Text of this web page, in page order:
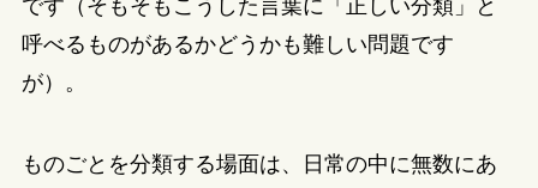
です（そもそもこうした言葉に「正しい分類」と
呼べるものがあるかどうかも難しい問題です
が）。
ものごとを分類する場面は、日常の中に無数にあ